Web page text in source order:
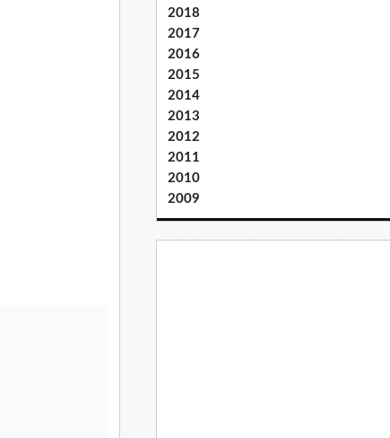
2018
2017
2016
2015
2014
2013
2012
2011
2010
2009